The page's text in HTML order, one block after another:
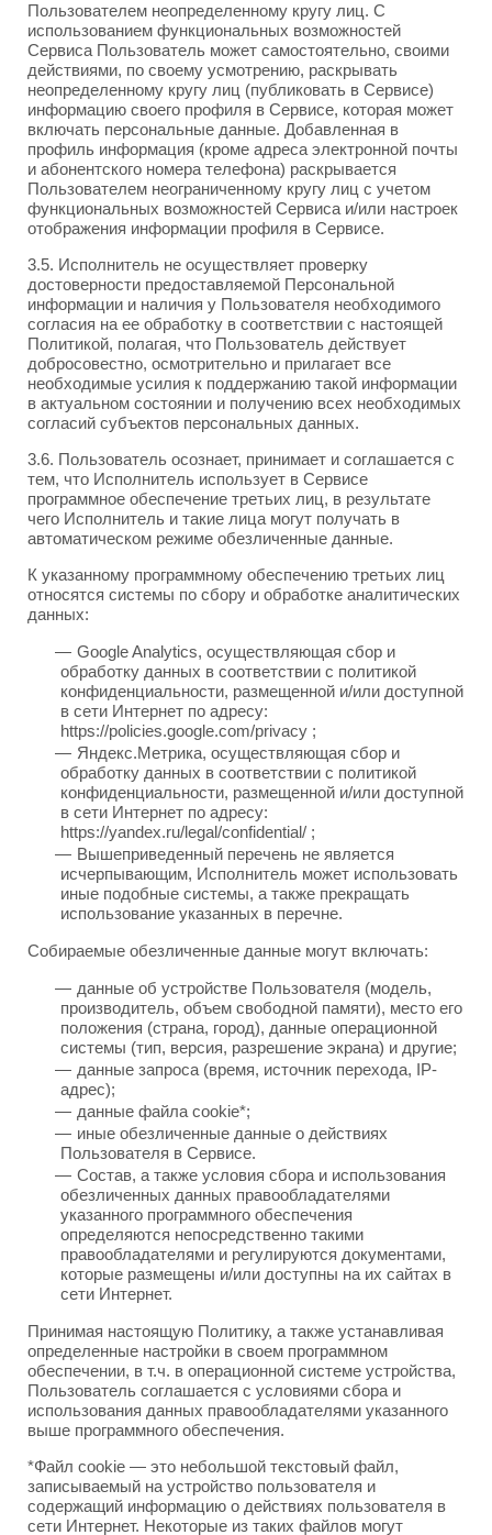
Пользователем неопределенному кругу лиц. С
использованием функциональных возможностей
Сервиса Пользователь может самостоятельно, своими
действиями, по своему усмотрению, раскрывать
неопределенному кругу лиц (публиковать в Сервисе)
информацию своего профиля в Сервисе, которая может
включать персональные данные. Добавленная в
профиль информация (кроме адреса электронной почты
и абонентского номера телефона) раскрывается
Пользователем неограниченному кругу лиц с учетом
функциональных возможностей Сервиса и/или настроек
отображения информации профиля в Сервисе.
3.5. Исполнитель не осуществляет проверку
достоверности предоставляемой Персональной
информации и наличия у Пользователя необходимого
согласия на ее обработку в соответствии с настоящей
Политикой, полагая, что Пользователь действует
добросовестно, осмотрительно и прилагает все
необходимые усилия к поддержанию такой информации
в актуальном состоянии и получению всех необходимых
согласий субъектов персональных данных.
3.6. Пользователь осознает, принимает и соглашается с
тем, что Исполнитель использует в Сервисе
программное обеспечение третьих лиц, в результате
чего Исполнитель и такие лица могут получать в
автоматическом режиме обезличенные данные.
К указанному программному обеспечению третьих лиц
относятся системы по сбору и обработке аналитических
данных:
Google Analytics, осуществляющая сбор и
обработку данных в соответствии с политикой
конфиденциальности, размещенной и/или доступной
в сети Интернет по адресу:
https://policies.google.com/privacy ;
Яндекс.Метрика, осуществляющая сбор и
обработку данных в соответствии с политикой
конфиденциальности, размещенной и/или доступной
в сети Интернет по адресу:
https://yandex.ru/legal/confidential/ ;
Вышеприведенный перечень не является
исчерпывающим, Исполнитель может использовать
иные подобные системы, а также прекращать
использование указанных в перечне.
Собираемые обезличенные данные могут включать:
данные об устройстве Пользователя (модель,
производитель, объем свободной памяти), место его
положения (страна, город), данные операционной
системы (тип, версия, разрешение экрана) и другие;
данные запроса (время, источник перехода, IP-
адрес);
данные файла cookie*;
иные обезличенные данные о действиях
Пользователя в Сервисе.
Состав, а также условия сбора и использования
обезличенных данных правообладателями
указанного программного обеспечения
определяются непосредственно такими
правообладателями и регулируются документами,
которые размещены и/или доступны на их сайтах в
сети Интернет.
Принимая настоящую Политику, а также устанавливая
определенные настройки в своем программном
обеспечении, в т.ч. в операционной системе устройства,
Пользователь соглашается с условиями сбора и
использования данных правообладателями указанного
выше программного обеспечения.
*Файл cookie — это небольшой текстовый файл,
записываемый на устройство пользователя и
содержащий информацию о действиях пользователя в
сети Интернет. Некоторые из таких файлов могут